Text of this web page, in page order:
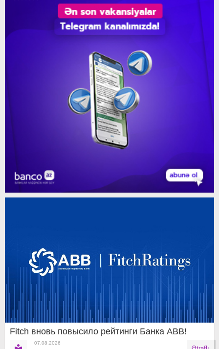
Fitch вновь повысило рейтинги Банка ABB!
07.08.2026